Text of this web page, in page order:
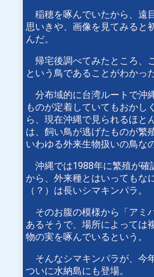
稲穂を啄んでいたから、遠
思いきや、画像を見てみると
んだ。
帰宅後調べてみたところ、
という鳥であることがわかった
分布域的に台湾ルートで沖
ものが定着していてもおかし
ら、現在沖縄で見られるほと
は、飼い鳥が逃げたものが繁
いわゆる外来生物扱いの鳥な
沖縄では1988年に繁殖が確
から、外来種とはいってもな
（？）は長いシマキンパラ。
そのお腹の模様から「アミ
あるそうで、場所によっては
物の実を啄んでいるという。
そんなシマキンパラが、今
ついに水納島にも登場。